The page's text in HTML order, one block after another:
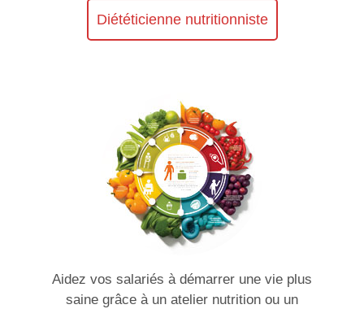
Diététicienne nutritionniste
Aidez vos salariés à démarrer une vie plus
saine grâce à un atelier nutrition ou un